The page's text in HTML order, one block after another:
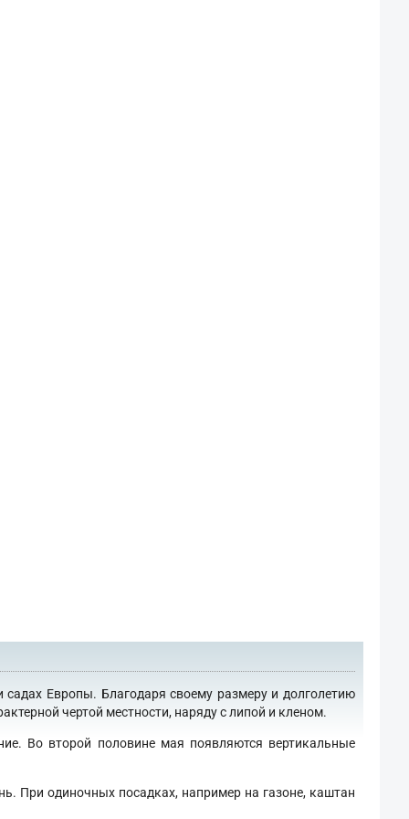
Европы. Благодаря своему размеру и долголетию
чертой местности, наряду с липой и кленом.
Во второй половине мая появляются вертикальные
При одиночных посадках, например на газоне, каштан